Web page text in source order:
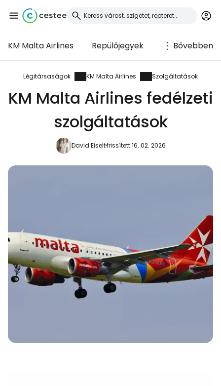
KM Malta Airlines Repülőjegyek Bővebben
Légitársaságok KM Malta Airlines Szolgáltatások
KM Malta Airlines fedélzeti
szolgáltatások
David Eiseltfrissített 16. 02. 2026
Bejelentkezés a
Cestee-be
... az utazási közösség világszerte
Folytatás a Google-lal